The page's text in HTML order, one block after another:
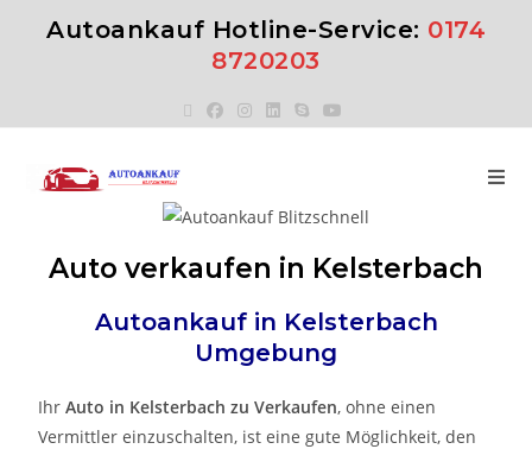
Autoankauf Hotline-Service: 0174
8720203
Auto verkaufen in Kelsterbach
Autoankauf in Kelsterbach
Umgebung
IhrAuto in KelsterbachzuVerkaufen, ohne einen
Vermittler einzuschalten, ist eine gute Möglichkeit, den